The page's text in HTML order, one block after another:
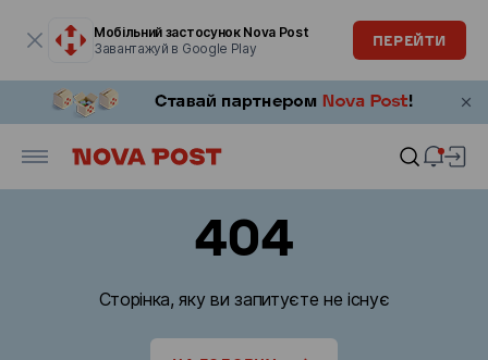
Мобільний застосунок Nova Post
Завантажуй в Google Play
ПЕРЕЙТИ
404
Сторінка, яку ви запитуєте не існує